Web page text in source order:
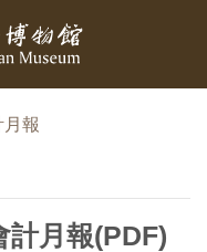
報
計月報(PDF)